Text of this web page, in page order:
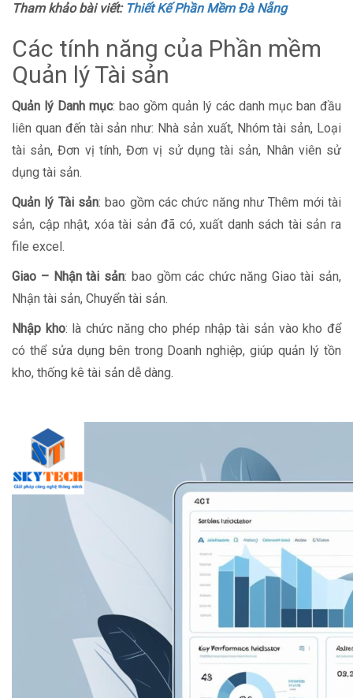
Tham khảo bài viết: Thiết Kế Phần Mềm Đà Nẵng
Các tính năng của Phần mềm
Quản lý Tài sản
Quản lý Danh mục: bao gồm quản lý các danh mục ban đầu
liên quan đến tài sản như: Nhà sản xuất, Nhóm tài sản, Loại
tài sản, Đơn vị tính, Đơn vị sử dụng tài sản, Nhân viên sử
dụng tài sản.
Quản lý Tài sản: bao gồm các chức năng như Thêm mới tài
sản, cập nhật, xóa tài sản đã có, xuất danh sách tài sản ra
file excel.
Giao – Nhận tài sản: bao gồm các chức năng Giao tài sản,
Nhận tài sản, Chuyển tài sản.
Nhập kho: là chức năng cho phép nhập tài sản vào kho để
có thể sửa dụng bên trong Doanh nghiệp, giúp quản lý tồn
kho, thống kê tài sản dễ dàng.